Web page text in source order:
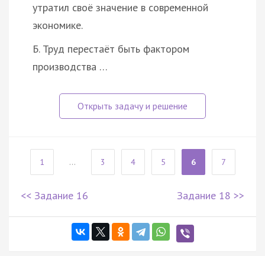
утратил своё значение в современной
экономике.
Б. Труд перестаёт быть фактором
производства …
1 ... 3 4 5 6 7
<< Задание 16 Задание 18 >>